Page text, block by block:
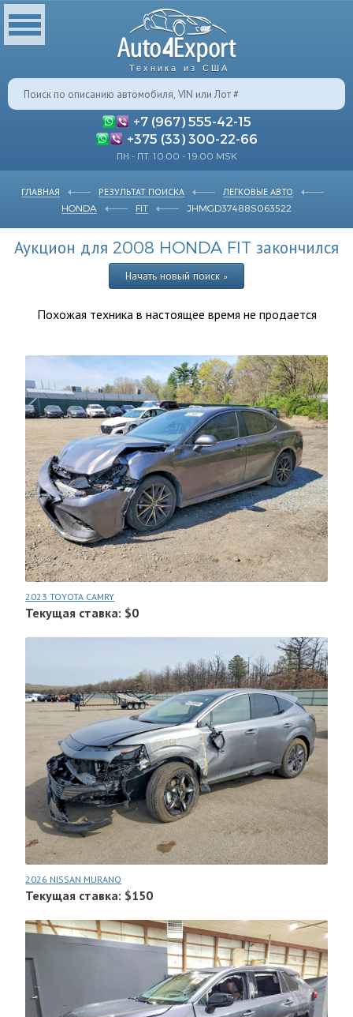
Техника из США
+7 (967) 555-42-15
+375 (33) 300-22-66
ПН - ПТ: 10:00 - 19:00 MSK
ГЛАВНАЯ РЕЗУЛЬТАТ ПОИСКА
ЛЕГКОВЫЕ АВТО
HONDA
FIT JHMGD37488S063522
Аукцион для 2008 HONDA FIT закончился
Начать новый поиск »
Похожая техника в настоящее время не продается
2023 TOYOTA CAMRY
Текущая ставка: $0
2026 NISSAN MURANO
Текущая ставка: $150